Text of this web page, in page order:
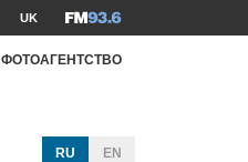
UK
ФОТОАГЕНТСТВО
RU EN